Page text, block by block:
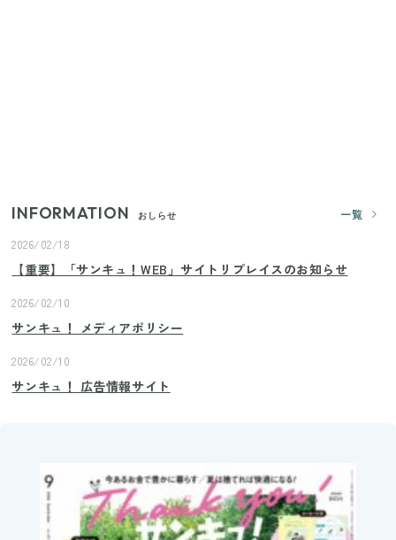
INFORMATION おしらせ
一覧
2026/02/18
【重要】「サンキュ！WEB」サイトリプレイスのお知らせ
2026/02/10
サンキュ！ メディアポリシー
2026/02/10
サンキュ！ 広告情報サイト